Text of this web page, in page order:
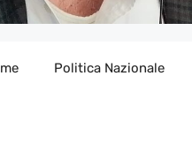
Politica Nazionale